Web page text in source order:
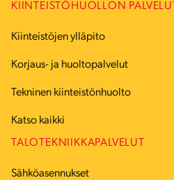
KIINTEISTÖHUOLLON PALVELUT
Kiinteistöjen ylläpito
Korjaus- ja huoltopalvelut
Tekninen kiinteistönhuolto
Katso kaikki
TALOTEKNIIKKAPALVELUT
Sähköasennukset